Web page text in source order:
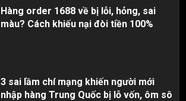
Hàng order 1688 về bị lỗi, hỏng, sai
màu? Cách khiếu nại đòi tiền 100%
3 sai lầm chí mạng khiến người mới
nhập hàng Trung Quốc bị lỗ vốn, ôm sô